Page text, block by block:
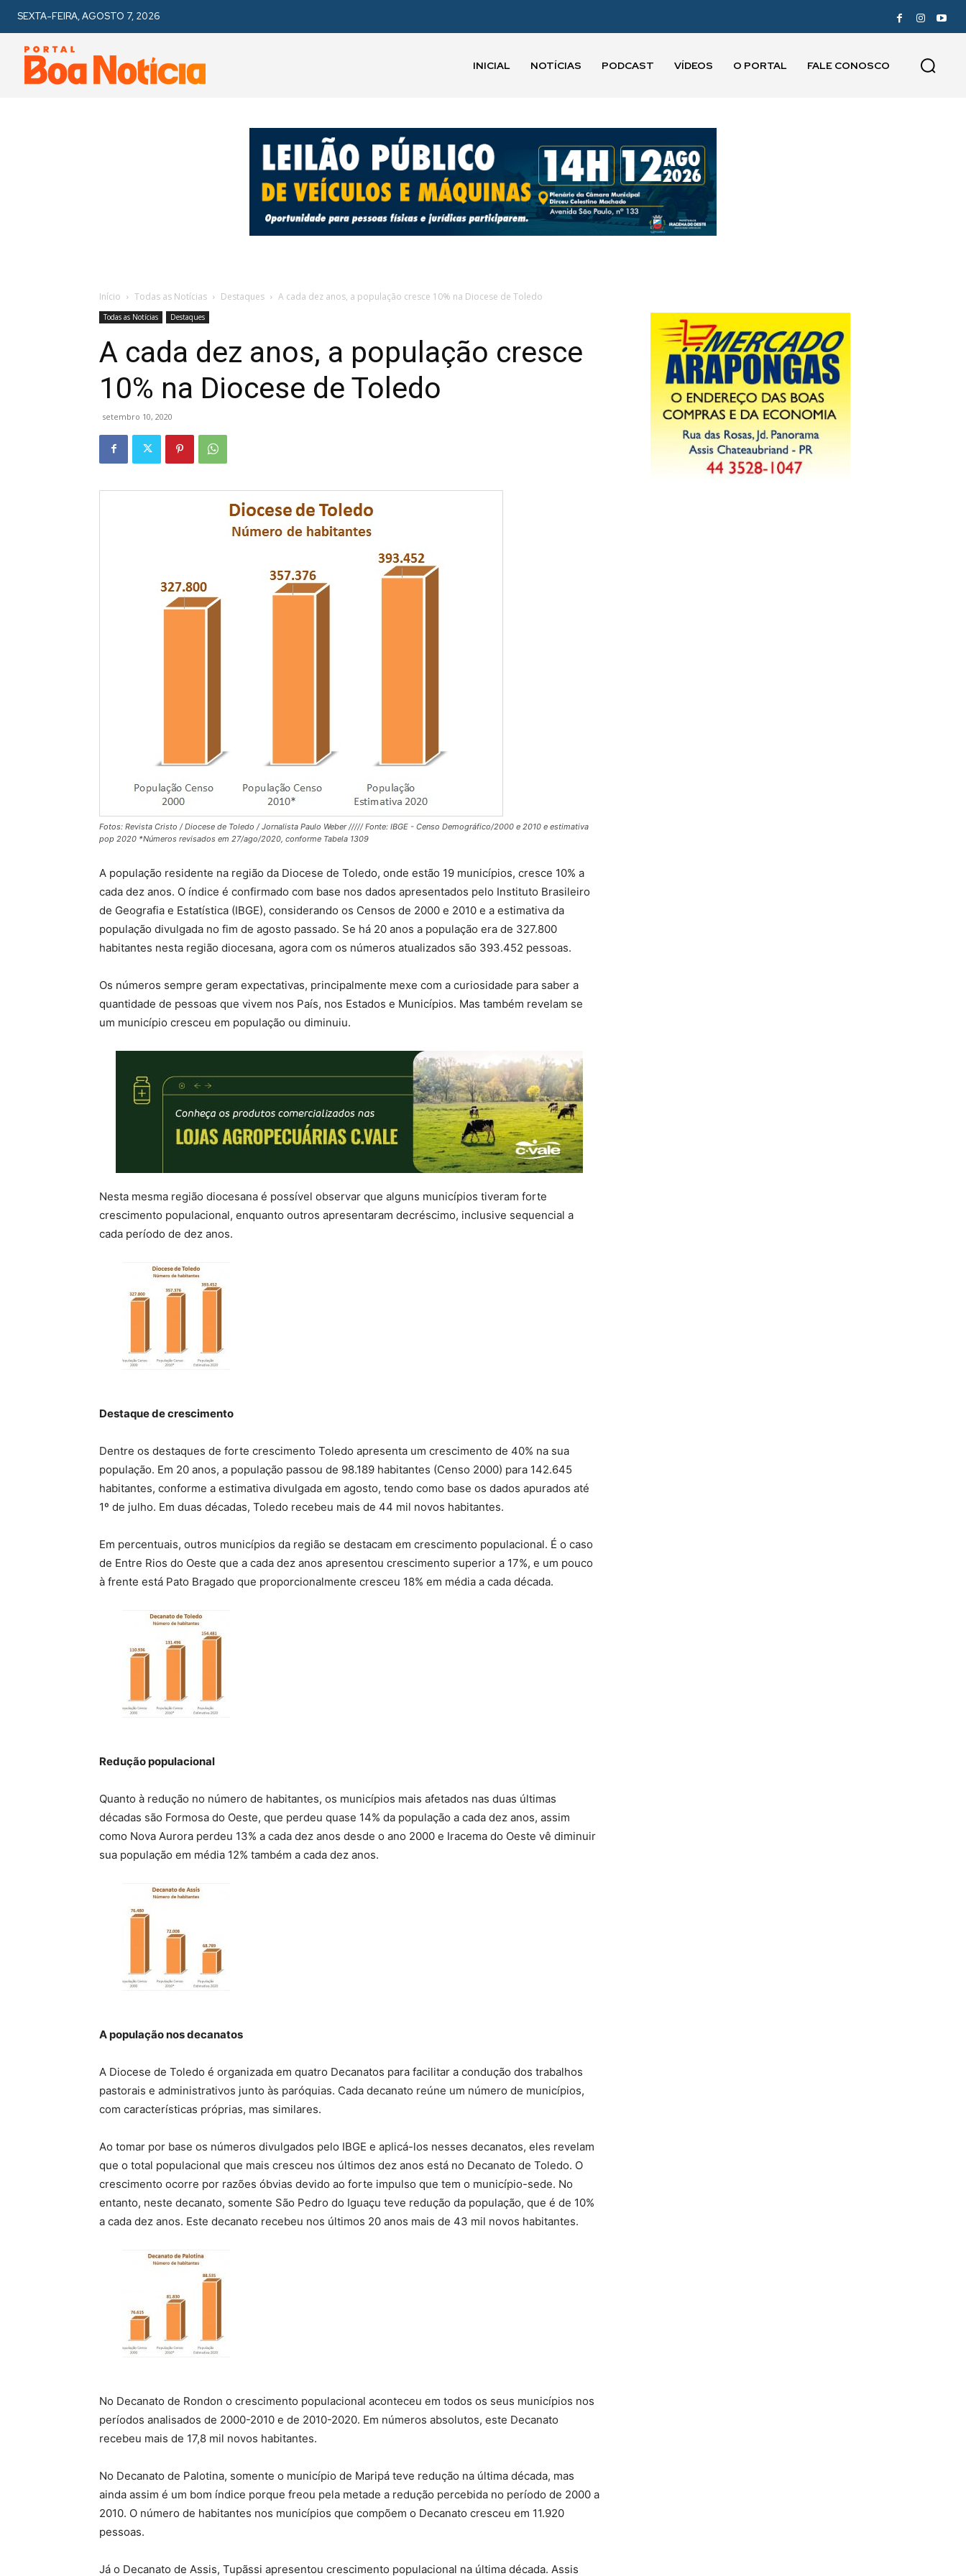
SEXTA-FEIRA, AGOSTO 7, 2026
INICIAL NOTÍCIAS PODCAST VÍDEOS O PORTAL FALE CONOSCO
Início Todas as Notícias Destaques A cada dez anos, a população cresce 10% na Diocese de Toledo
Todas as Notícias Destaques
A cada dez anos, a população cresce
10% na Diocese de Toledo
setembro 10, 2020
Fotos: Revista Cristo / Diocese de Toledo / Jornalista Paulo Weber ///// Fonte: IBGE - Censo Demográfico/2000 e 2010 e estimativa
pop 2020 *Números revisados em 27/ago/2020, conforme Tabela 1309
A população residente na região da Diocese de Toledo, onde estão 19 municípios, cresce 10% a
cada dez anos. O índice é confirmado com base nos dados apresentados pelo Instituto Brasileiro
de Geografia e Estatística (IBGE), considerando os Censos de 2000 e 2010 e a estimativa da
população divulgada no fim de agosto passado. Se há 20 anos a população era de 327.800
habitantes nesta região diocesana, agora com os números atualizados são 393.452 pessoas.
Os números sempre geram expectativas, principalmente mexe com a curiosidade para saber a
quantidade de pessoas que vivem nos País, nos Estados e Municípios. Mas também revelam se
um município cresceu em população ou diminuiu.
Nesta mesma região diocesana é possível observar que alguns municípios tiveram forte
crescimento populacional, enquanto outros apresentaram decréscimo, inclusive sequencial a
cada período de dez anos.
Destaque de crescimento
Dentre os destaques de forte crescimento Toledo apresenta um crescimento de 40% na sua
população. Em 20 anos, a população passou de 98.189 habitantes (Censo 2000) para 142.645
habitantes, conforme a estimativa divulgada em agosto, tendo como base os dados apurados até
1º de julho. Em duas décadas, Toledo recebeu mais de 44 mil novos habitantes.
Em percentuais, outros municípios da região se destacam em crescimento populacional. É o caso
de Entre Rios do Oeste que a cada dez anos apresentou crescimento superior a 17%, e um pouco
à frente está Pato Bragado que proporcionalmente cresceu 18% em média a cada década.
Redução populacional
Quanto à redução no número de habitantes, os municípios mais afetados nas duas últimas
décadas são Formosa do Oeste, que perdeu quase 14% da população a cada dez anos, assim
como Nova Aurora perdeu 13% a cada dez anos desde o ano 2000 e Iracema do Oeste vê diminuir
sua população em média 12% também a cada dez anos.
A população nos decanatos
A Diocese de Toledo é organizada em quatro Decanatos para facilitar a condução dos trabalhos
pastorais e administrativos junto às paróquias. Cada decanato reúne um número de municípios,
com características próprias, mas similares.
Ao tomar por base os números divulgados pelo IBGE e aplicá-los nesses decanatos, eles revelam
que o total populacional que mais cresceu nos últimos dez anos está no Decanato de Toledo. O
crescimento ocorre por razões óbvias devido ao forte impulso que tem o município-sede. No
entanto, neste decanato, somente São Pedro do Iguaçu teve redução da população, que é de 10%
a cada dez anos. Este decanato recebeu nos últimos 20 anos mais de 43 mil novos habitantes.
No Decanato de Rondon o crescimento populacional aconteceu em todos os seus municípios nos
períodos analisados de 2000-2010 e de 2010-2020. Em números absolutos, este Decanato
recebeu mais de 17,8 mil novos habitantes.
No Decanato de Palotina, somente o município de Maripá teve redução na última década, mas
ainda assim é um bom índice porque freou pela metade a redução percebida no período de 2000 a
2010. O número de habitantes nos municípios que compõem o Decanato cresceu em 11.920
pessoas.
Já o Decanato de Assis, Tupãssi apresentou crescimento populacional na última década. Assis